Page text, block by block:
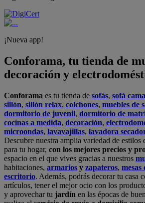
¡Nueva app!
Conforama, tu tienda de
decoración y
Conforama es tu tienda de sofás, sofá cama
sillón, sillón relax, colchones, muebles de
dormitorio de juvenil, dormitorio de
cocinas a medida, decoración,
microondas, lavavajillas, lavadora
Descubre nuestra amplia variedad de estilos
para tu hogar, con los mejores precios y
espacio en el que vives gracias a nuestros
habitaciones, armarios y zapateros, mesas
escritorio. Además, podrás decorar tu casa
artículos, tener el mejor ocio con los
y aprovechar tu jardín en las épocas de